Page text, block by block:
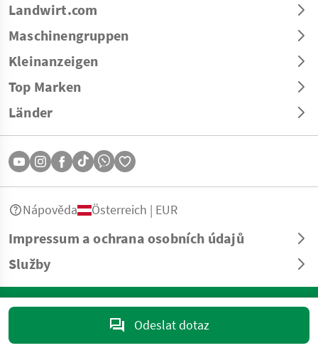
Odeslat dotaz
Landwirt.com
Maschinengruppen
Kleinanzeigen
Top Marken
Länder
Impressum a ochrana osobních údajů
Služby
Nápověda Österreich | EUR
© Copyright 2026 Landwirt.com GmbH Všechna práva vyhrazena. Veškeré
informace bez záruky – vyhrazeny tiskové a sazební chyby.